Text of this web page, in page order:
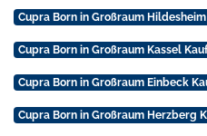
Cupra Born in Großraum
Cupra Born in Großraum Kassel
Cupra Born in Großraum Einbeck
Cupra Born in Großraum Herzberg